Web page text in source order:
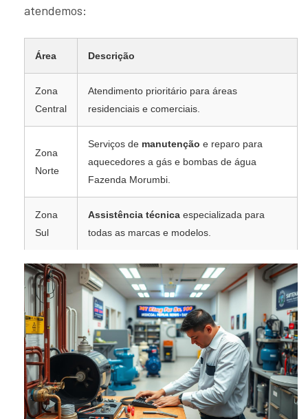
atendemos:
Área Descrição
Zona
Central
Atendimento prioritário para áreas
residenciais e comerciais.
Zona
Norte
Serviços de manutenção e reparo para
aquecedores a gás e bombas de água
Fazenda Morumbi.
Zona
Sul
Assistência técnica especializada para
todas as marcas e modelos.